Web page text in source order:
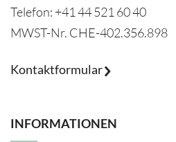
Telefon: +41 44 521 60 40
MWST-Nr. CHE-402.356.898
Kontaktformular
INFORMATIONEN